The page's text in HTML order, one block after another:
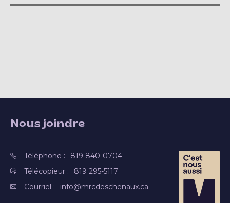
Nous joindre
Téléphone :
819 840-0704
Télécopieur :
819 295-5117
Courriel :
info@mrcdeschenaux.ca